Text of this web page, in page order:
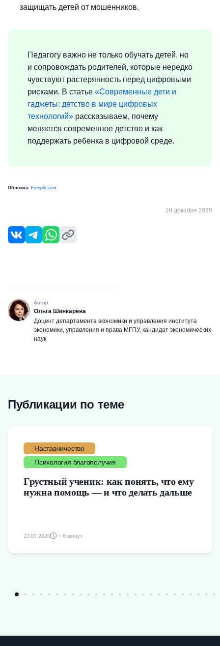
защищать детей от мошенников.
Педагогу важно не только обучать детей, но
и сопровождать родителей, которые нередко
чувствуют растерянность перед цифровыми
рисками. В статье «Современные дети и
гаджеты: детство в мире цифровых
технологий» рассказываем, почему
меняется современное детство и как
поддержать ребенка в цифровой среде.
Обложка: Freepik.com
29 декабря 2025
Автор
Ольга Шинкарёва
Доцент департамента экономики и управления института
экономики, управления и права МГПУ, кандидат экономических
наук
Публикации по теме
Наставничество
Психология благополучия
Грустный ученик: как понять, что ему
нужна помощь — и что делать дальше
23.07.2026 ~ 8 минут